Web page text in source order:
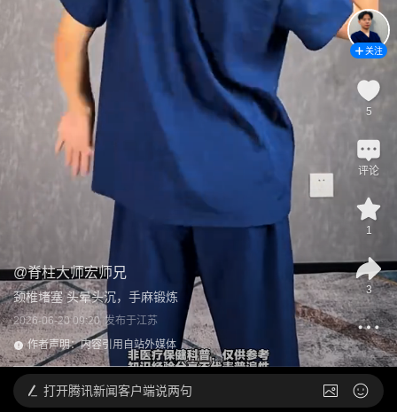
@脊柱大师宏师兄
颈椎堵塞 头晕头沉，手麻锻炼
2026-06-20 09:20 发布于江苏
作者声明：内容引用自站外媒体
关注
5
评论
1
3
打开腾讯新闻客户端说两句